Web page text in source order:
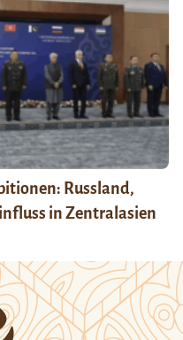
Russland,
in Zentralasien